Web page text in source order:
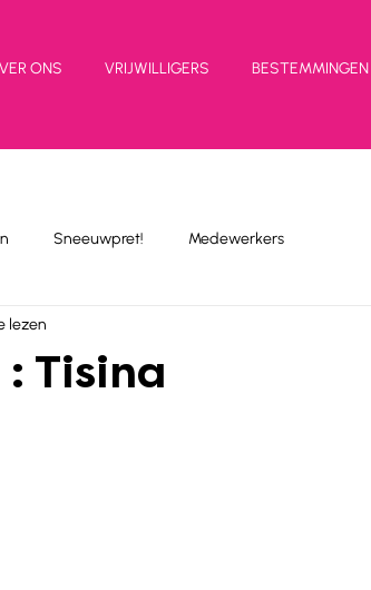
ONS VRIJWILLIGERS BESTEMMINGEN
Sneeuwpret! Medewerkers
Tisina
lezen